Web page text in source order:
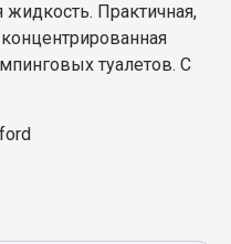
жидкость. Практичная,
туалетов. С